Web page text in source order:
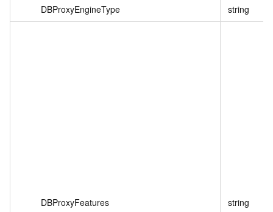
DBProxyEngineType string
DBProxyFeatures string